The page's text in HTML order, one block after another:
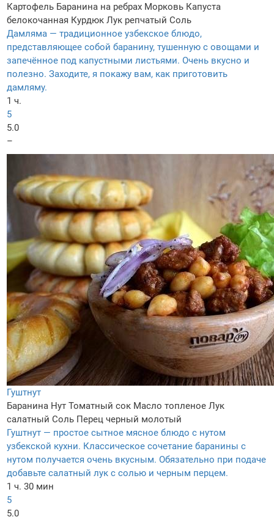
Картофель Баранина на ребрах Морковь Капуста
белокочанная Курдюк Лук репчатый Соль
Дамляма — традиционное узбекское блюдо,
представляющее собой баранину, тушенную с овощами и
запечённое под капустными листьями. Очень вкусно и
полезно. Заходите, я покажу вам, как приготовить
дамляму.
1 ч.
5
5.0
–
Гуштнут
Баранина Нут Томатный сок Масло топленое Лук
салатный Соль Перец черный молотый
Гуштнут — простое сытное мясное блюдо с нутом
узбекской кухни. Классическое сочетание баранины с
нутом получается очень вкусным. Обязательно при подаче
добавьте салатный лук с солью и черным перцем.
1 ч. 30 мин
5
5.0